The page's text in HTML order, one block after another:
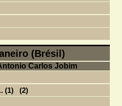
(Brésil)
Carlos Jobim
(1)
(2)